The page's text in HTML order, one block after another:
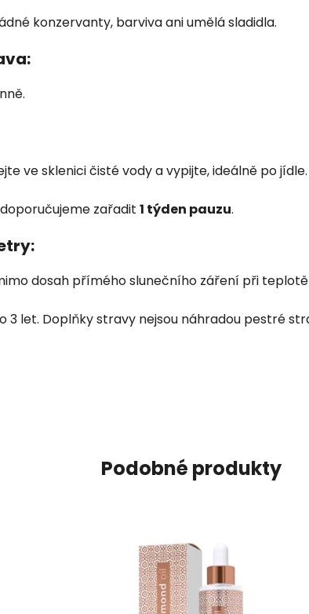
konzervanty, barviva ani umělá sladidla.
ve sklenici čisté vody a vypijte, ideálně po
zařadit 1 týden pauzu.
dosah přímého slunečního záření při
3 let. Doplňky stravy nejsou náhradou pestré
Podobné produkty